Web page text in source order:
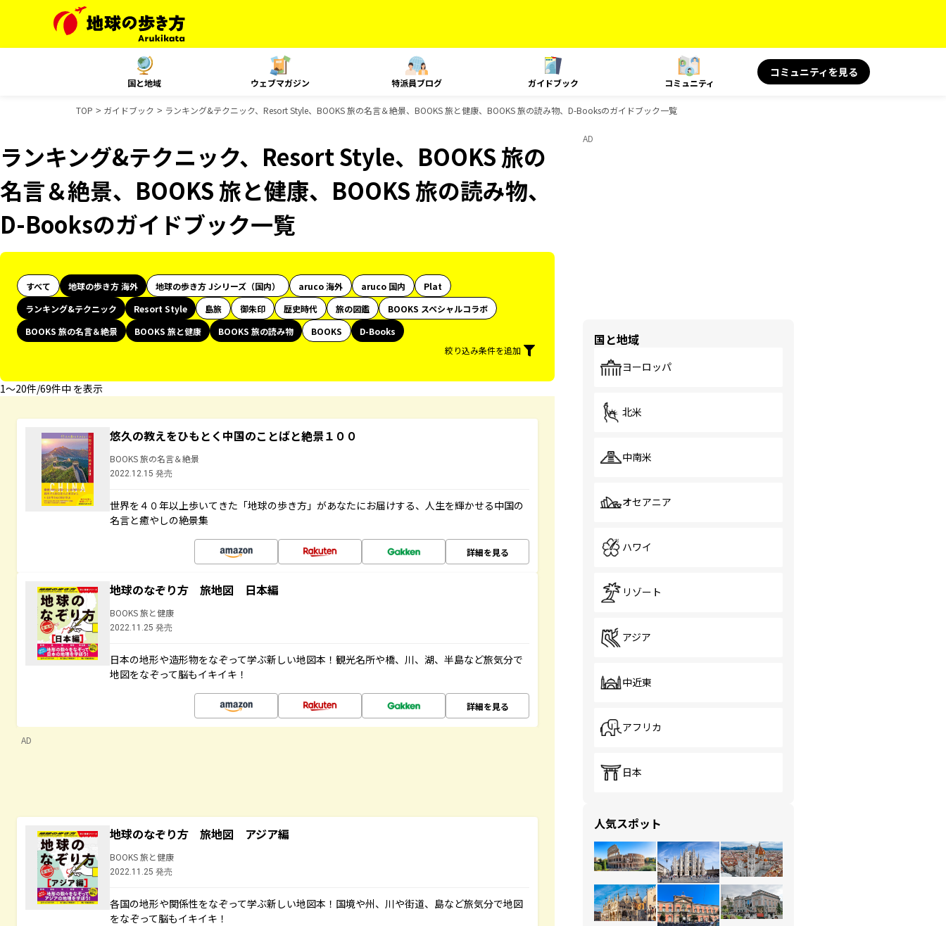
国と地域 ウェブマガジン 特派員ブログ ガイドブック コミュニティ
コミュニティを見る
TOP ガイドブック ランキング&テクニック、Resort Style、BOOKS 旅の名言＆絶景、BOOKS 旅と健康、BOOKS 旅の読み物、D-Booksのガイドブック一覧
ランキング&テクニック、Resort Style、BOOKS 旅の
名言＆絶景、BOOKS 旅と健康、BOOKS 旅の読み物、
D-Booksのガイドブック一覧
すべて 地球の歩き方 海外 地球の歩き方 Jシリーズ（国内） aruco 海外 aruco 国内
Plat
ランキング&テクニック
Resort Style 島旅 御朱印 歴史時代 旅の図鑑
BOOKS スペシャルコラボ
BOOKS 旅の名言＆絶景
BOOKS 旅と健康 BOOKS 旅の読み物 BOOKS
D-Books
絞り込み条件を追加
1〜20件/69件中 を表示
悠久の教えをひもとく中国のことばと絶景１００
BOOKS 旅の名言＆絶景
2022.12.15 発売
世界を４０年以上歩いてきた「地球の歩き方」があなたにお届けする、人生を輝かせる中国の
名言と癒やしの絶景集
詳細を見る
地球のなぞり方 旅地図 日本編
BOOKS 旅と健康
2022.11.25 発売
日本の地形や造形物をなぞって学ぶ新しい地図本！観光名所や橋、川、湖、半島など旅気分で
地図をなぞって脳もイキイキ！
詳細を見る
AD
地球のなぞり方 旅地図 アジア編
BOOKS 旅と健康
2022.11.25 発売
各国の地形や関係性をなぞって学ぶ新しい地図本！国境や州、川や街道、島など旅気分で地図
をなぞって脳もイキイキ！
AD
国と地域
ヨーロッパ
北米
中南米
オセアニア
ハワイ
リゾート
アジア
中近東
アフリカ
日本
人気スポット